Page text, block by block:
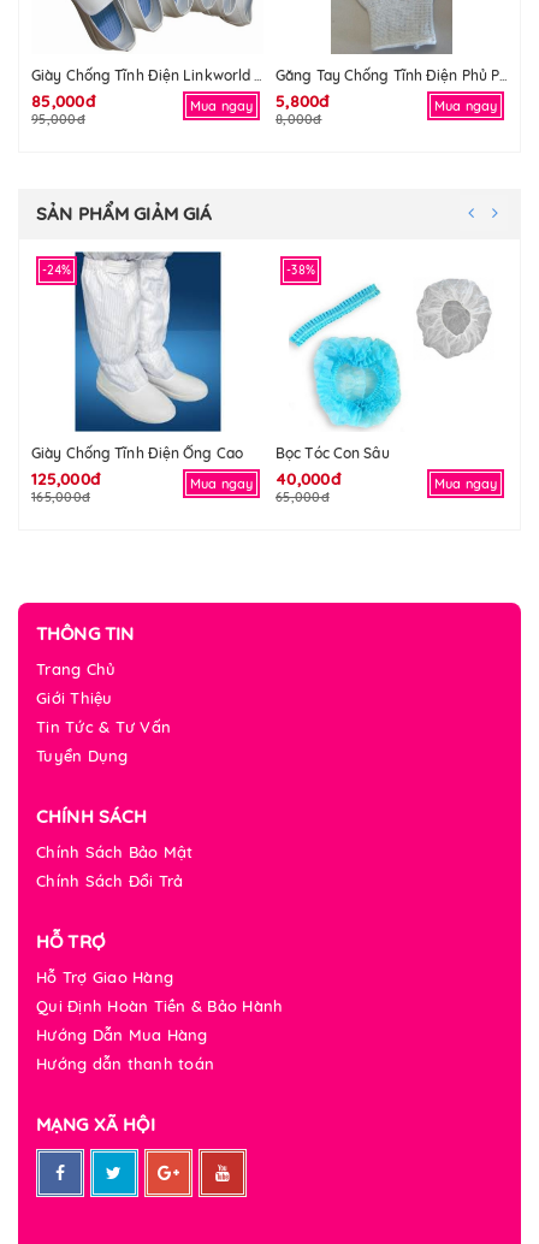
85,000đ
95,000đ
Mua ngay 5,800đ
8,000đ
Mua ngay
SẢN PHẨM GIẢM GIÁ
-24%
Giày Chống Tĩnh Điện Ống Cao
125,000đ
165,000đ
Mua ngay
-38%
Bọc Tóc Con Sâu
40,000đ
65,000đ
Mua ngay
THÔNG TIN
Trang Chủ
Giới Thiệu
Tin Tức & Tư Vấn
Tuyển Dụng
CHÍNH SÁCH
Chính Sách Bảo Mật
Chính Sách Đổi Trả
HỖ TRỢ
Hỗ Trợ Giao Hàng
Qui Định Hoàn Tiền & Bảo Hành
Hướng Dẫn Mua Hàng
Hướng dẫn thanh toán
MẠNG XÃ HỘI